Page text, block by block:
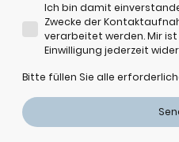
Ich bin damit
Zwecke der
verarbeitet werden. Mir
Einwilligung jederzeit
Bitte füllen Sie alle